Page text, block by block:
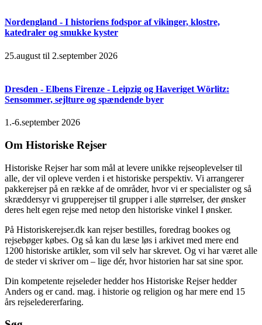
Nordengland - I historiens fodspor af vikinger, klostre,
katedraler og smukke kyster
25.august til 2.september 2026
Dresden - Elbens Firenze - Leipzig og Haveriget Wörlitz:
Sensommer, sejlture og spændende byer
1.-6.september 2026
Om Historiske Rejser
Historiske Rejser har som mål at levere unikke rejseoplevelser til
alle, der vil opleve verden i et historiske perspektiv. Vi arrangerer
pakkerejser på en række af de områder, hvor vi er specialister og så
skræddersyr vi grupperejser til grupper i alle størrelser, der ønsker
deres helt egen rejse med netop den historiske vinkel I ønsker.
På Historiskerejser.dk kan rejser bestilles, foredrag bookes og
rejsebøger købes. Og så kan du læse løs i arkivet med mere end
1200 historiske artikler, som vil selv har skrevet. Og vi har været alle
de steder vi skriver om – lige dér, hvor historien har sat sine spor.
Din kompetente rejseleder hedder hos Historiske Rejser hedder
Anders og er cand. mag. i historie og religion og har mere end 15
års rejseledererfaring.